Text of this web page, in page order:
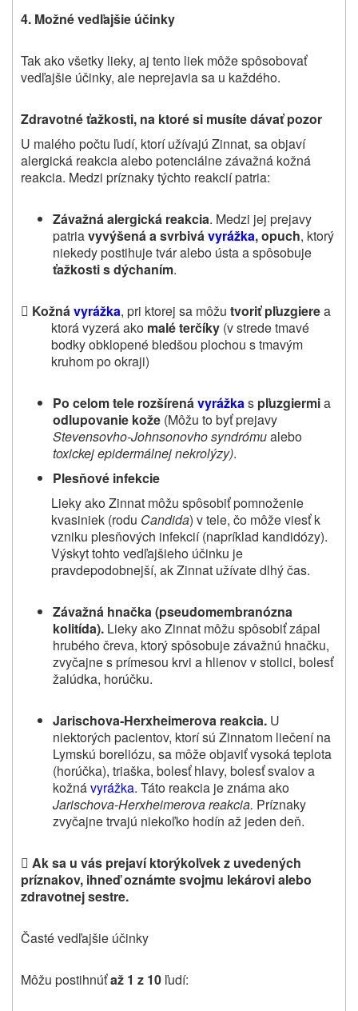
4. Možné vedľajšie účinky
Tak ako všetky lieky, aj tento liek môže spôsobovať
vedľajšie účinky, ale neprejavia sa u každého.
Zdravotné ťažkosti, na ktoré si musíte dávať pozor
U malého počtu ľudí, ktorí užívajú Zinnat, sa objaví
alergická reakcia alebo potenciálne závažná kožná
reakcia. Medzi príznaky týchto reakcií patria:
Závažná alergická reakcia. Medzi jej prejavy
patriavyvýšená a svrbivá vyrážka, opuch, ktorý
niekedy postihuje tvár alebo ústa a spôsobuje
ťažkosti s dýchaním.
 Kožná vyrážka, pri ktorej sa môžu tvoriť pľuzgierea
ktorá vyzerá ako maléterčíky(v strede tmavé
bodky obklopené bledšou plochou s tmavým
kruhom po okraji)
Po celom tele rozšírená vyrážka s pľuzgiermia
odlupovanie kože (Môžu to byť prejavy
Stevensovho‑Johnsonovho syndrómualebo
toxickej epidermálnej nekrolýzy).
Plesňové infekcie
Lieky ako Zinnat môžu spôsobiť pomnoženie
kvasiniek (rodu Candida) v tele, čo môže viesť k
vzniku plesňových infekcií (napríklad kandidózy).
Výskyt tohto vedľajšieho účinku je
pravdepodobnejší, ak Zinnat užívate dlhý čas.
Závažná hnačka (pseudomembranózna
kolitída). Lieky ako Zinnat môžu spôsobiť zápal
hrubého čreva, ktorý spôsobuje závažnú hnačku,
zvyčajne s prímesou krvi a hlienov v stolici, bolesť
žalúdka, horúčku.
Jarischova‑Herxheimerova reakcia. U
niektorých pacientov, ktorí sú Zinnatom liečení na
Lymskú boreliózu, sa môže objaviť vysoká teplota
(horúčka), triaška, bolesť hlavy, bolesť svalov a
kožnávyrážka. Táto reakcia je známa ako
Jarischova‑Herxheimerova reakcia. Príznaky
zvyčajne trvajú niekoľko hodín až jeden deň.
 Ak sa u vás prejaví ktorýkoľvek z uvedených
príznakov, ihneďoznámte svojmu lekárovi alebo
zdravotnej sestre.
Časté vedľajšie účinky
Môžu postihnúťaž 1 z 10 ľudí: